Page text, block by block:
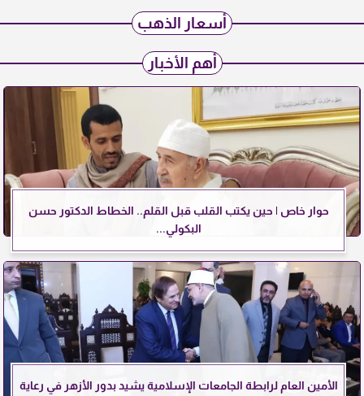
أسعار الذهب
أهم الأخبار
حوار خاص | حين يكتب القلب قبل القلم.. الخطاط الدكتور حسن
البكولي...
الأمين العام لرابطة الجامعات الإسلامية يشيد بدور الأزهر في رعاية